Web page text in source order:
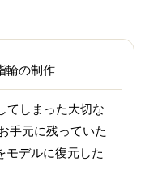
輪の制作
てしまった大切な
手元に残っていた
モデルに復元した